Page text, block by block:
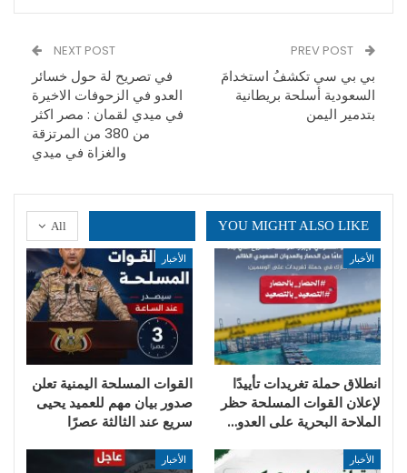
بي بي سي تكشفُ استخدامَ
السعودية أسلحة بريطانية
بتدمير اليمن
NEXT POST
في تصريح لة حول خسائر
العدو في الزحوفات الاخيرة
في ميدي لقمان : مصر اكثر
من 380 من المرتزقة
والغزاة في ميدي
All YOU MIGHT ALSO LIKE
الأخبار
انطلاق حملة تغريدات تأييدًا
لإعلان القوات المسلحة حظر
الملاحة البحرية على العدو…
الأخبار
القوات المسلحة اليمنية تعلن
صدور بيان مهم للعميد يحيى
سريع عند الثالثة عصرًا
الأخبار الأخبار